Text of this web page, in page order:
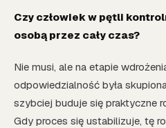
Czy człowiek w pętli
osobą przez cały czas?
Nie musi, ale na etapie
odpowiedzialność była
szybciej buduje się praktyczne
Gdy proces się ustabilizuje, tę